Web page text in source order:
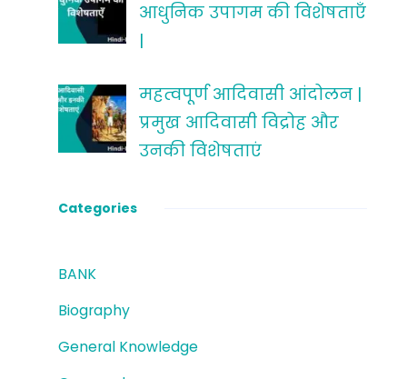
आधुनिक उपागम की विशेषताएँ
|
महत्वपूर्ण आदिवासी आंदोलन |
प्रमुख आदिवासी विद्रोह और
उनकी विशेषताएं
Categories
BANK
Biography
General Knowledge